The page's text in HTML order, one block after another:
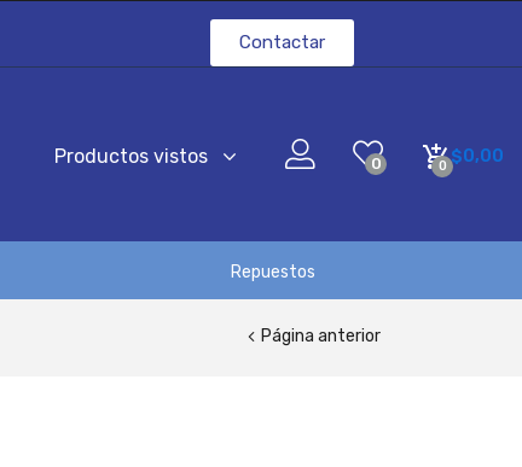
Contactar
Productos vistos 0 0 $0,00
Repuestos
Página anterior